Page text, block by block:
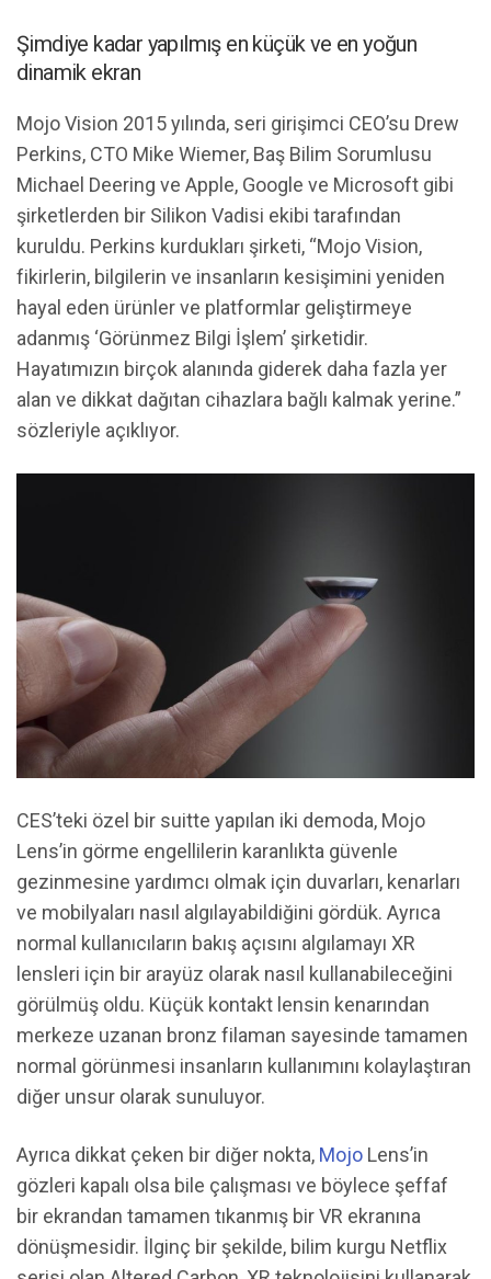
Şimdiye kadar yapılmış en küçük ve en yoğun
dinamik ekran
Mojo Vision 2015 yılında, seri girişimci CEO’su Drew
Perkins, CTO Mike Wiemer, Baş Bilim Sorumlusu
Michael Deering ve Apple, Google ve Microsoft gibi
şirketlerden bir Silikon Vadisi ekibi tarafından
kuruldu. Perkins kurdukları şirketi, “Mojo Vision,
fikirlerin, bilgilerin ve insanların kesişimini yeniden
hayal eden ürünler ve platformlar geliştirmeye
adanmış ‘Görünmez Bilgi İşlem’ şirketidir.
Hayatımızın birçok alanında giderek daha fazla yer
alan ve dikkat dağıtan cihazlara bağlı kalmak yerine.”
sözleriyle açıklıyor.
CES’teki özel bir suitte yapılan iki demoda, Mojo
Lens’in görme engellilerin karanlıkta güvenle
gezinmesine yardımcı olmak için duvarları, kenarları
ve mobilyaları nasıl algılayabildiğini gördük. Ayrıca
normal kullanıcıların bakış açısını algılamayı XR
lensleri için bir arayüz olarak nasıl kullanabileceğini
görülmüş oldu. Küçük kontakt lensin kenarından
merkeze uzanan bronz filaman sayesinde tamamen
normal görünmesi insanların kullanımını kolaylaştıran
diğer unsur olarak sunuluyor.
Ayrıca dikkat çeken bir diğer nokta, Mojo Lens’in
gözleri kapalı olsa bile çalışması ve böylece şeffaf
bir ekrandan tamamen tıkanmış bir VR ekranına
dönüşmesidir. İlginç bir şekilde, bilim kurgu Netflix